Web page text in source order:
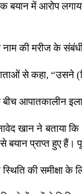
बयान में आरोप
नाम की मरीज के
से कहा, “उसने
आपातकालीन
खान ने बताया
बयान प्राप्त हुए हैं।
की समीक्षा के